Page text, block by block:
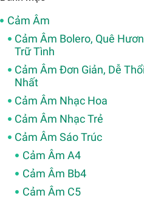
Cảm Âm
Cảm Âm Bolero, Quê
Trữ Tình
Cảm Âm Đơn Giản, Dễ Thổi
Nhất
Cảm Âm Nhạc Hoa
Cảm Âm Nhạc Trẻ
Cảm Âm Sáo Trúc
Cảm Âm A4
Cảm Âm Bb4
Cảm Âm C5